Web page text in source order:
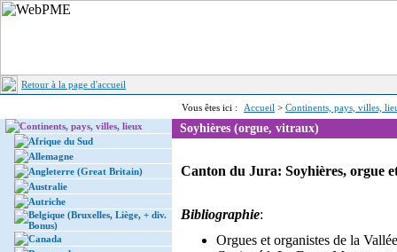
Retour à la page d'accueil
Vous êtes ici : Accueil > Continents, pays, villes,
Continents, pays, villes, lieux
Afrique du Sud
Allemagne
Angleterre (Great Britain)
Australie
Autriche
Belgique (Bruxelles, Liège, + div.
Bonus)
Canada
Soyhières (orgue, vitraux)
Canton du Jura: Soyhières, orgue
Bibliographie:
Orgues et organistes de la